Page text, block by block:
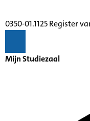
0350-01.1125 Register
Mijn Studiezaal